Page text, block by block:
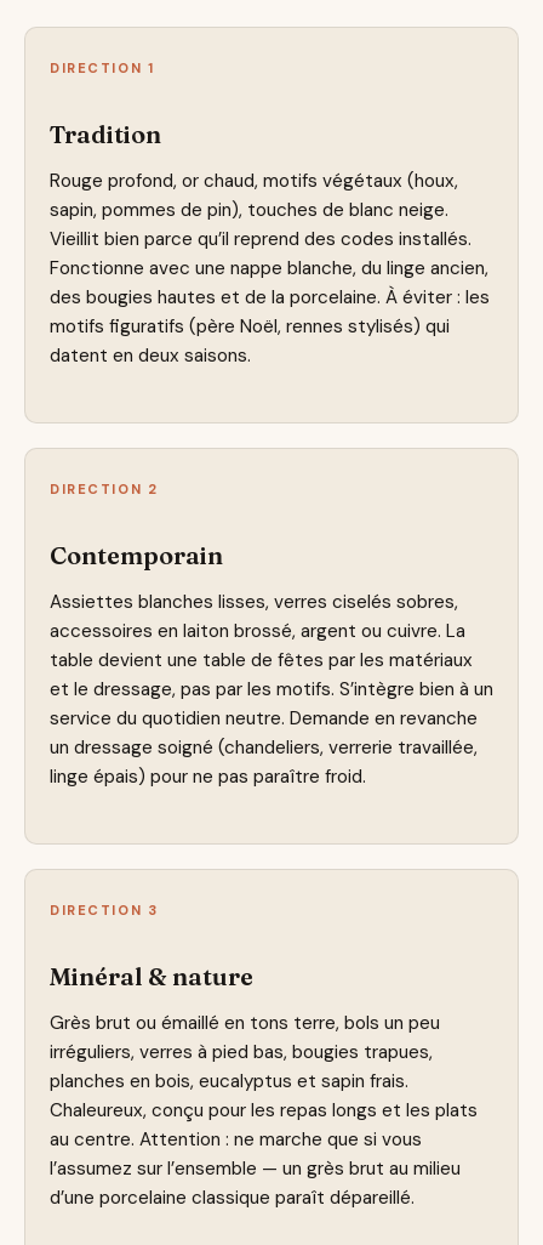
DIRECTION 1
Tradition
Rouge profond, or chaud, motifs végétaux (houx,
sapin, pommes de pin), touches de blanc neige.
Vieillit bien parce qu’il reprend des codes installés.
Fonctionne avec une nappe blanche, du linge ancien,
des bougies hautes et de la porcelaine. À éviter : les
motifs figuratifs (père Noël, rennes stylisés) qui
datent en deux saisons.
DIRECTION 2
Contemporain
Assiettes blanches lisses, verres ciselés sobres,
accessoires en laiton brossé, argent ou cuivre. La
table devient une table de fêtes par les matériaux
et le dressage, pas par les motifs. S’intègre bien à un
service du quotidien neutre. Demande en revanche
un dressage soigné (chandeliers, verrerie travaillée,
linge épais) pour ne pas paraître froid.
DIRECTION 3
Minéral & nature
Grès brut ou émaillé en tons terre, bols un peu
irréguliers, verres à pied bas, bougies trapues,
planches en bois, eucalyptus et sapin frais.
Chaleureux, conçu pour les repas longs et les plats
au centre. Attention : ne marche que si vous
l’assumez sur l’ensemble — un grès brut au milieu
d’une porcelaine classique paraît dépareillé.